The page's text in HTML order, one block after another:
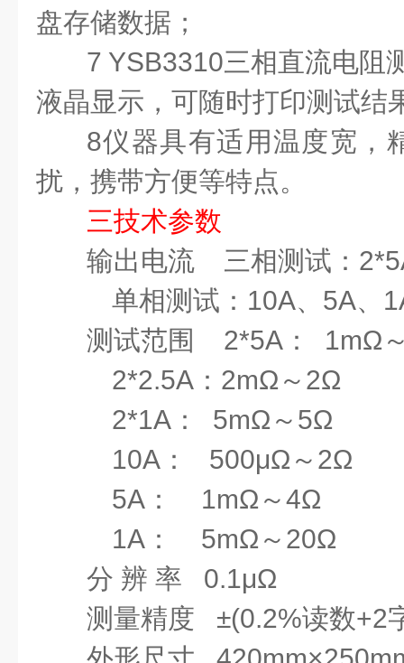
盘存储数据；
7 YSB3310三相直流电阻
液晶显示，可随时打印测试结
8仪器具有适用温度宽，
扰，携带方便等特点。
三技术参数
输出电流
三相测试：
单相测试： 10A、 5A、
测试范围
2*5A ： 1mΩ
2*2.5A ： 2mΩ ～ 2Ω
2*1A ： 5mΩ ～ 5Ω
10A ： 500μΩ ～ 2Ω
5A ： 1mΩ ～4Ω
1A ： 5mΩ ～ 20Ω
分 辨 率 0.1μΩ
测量精度 ±(0.2%读数+2